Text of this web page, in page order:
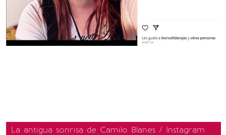
La antigua sonrisa de Camilo Blanes / Instagram